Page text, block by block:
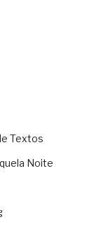
Textos
Noite